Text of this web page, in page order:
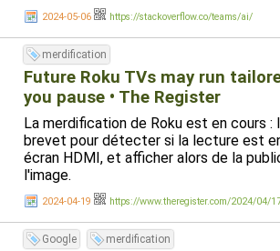
2024-05-06 https://stackoverflow.co/teams/ai/
merdification
Future Roku TVs may run
you pause • The Register
La merdification de Roku est en cours :
brevet pour détecter si la lecture est
écran HDMI, et afficher alors de la
l'image.
2024-04-19 https://www.theregister.com/2024/04/
Google merdification